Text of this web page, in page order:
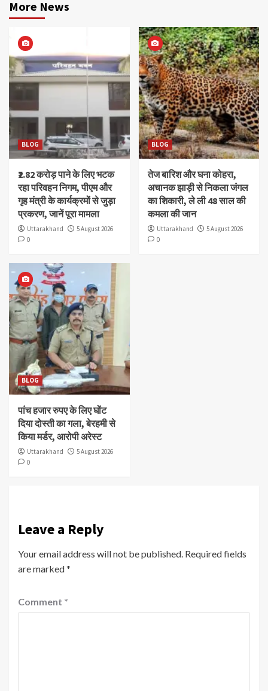
More News
BLOG
₹2.82 करोड़ पाने के लिए भटक
रहा परिवहन निगम, पीएम और
गृह मंत्री के कार्यक्रमों से जुड़ा
प्रकरण, जानें पूरा मामला
Uttarakhand
5 August 2026
0
BLOG
तेज बारिश और घना कोहरा,
अचानक झाड़ी से निकला जंगल
का शिकारी, ले ली 48 साल की
कमला की जान
Uttarakhand
5 August 2026
0
BLOG
पांच हजार रुपए के लिए घोंट
दिया दोस्ती का गला, बेरहमी से
किया मर्डर, आरोपी अरेस्ट
Uttarakhand
5 August 2026
0
Leave a Reply
Your email address will not be published. Required fields
are marked*
Comment *